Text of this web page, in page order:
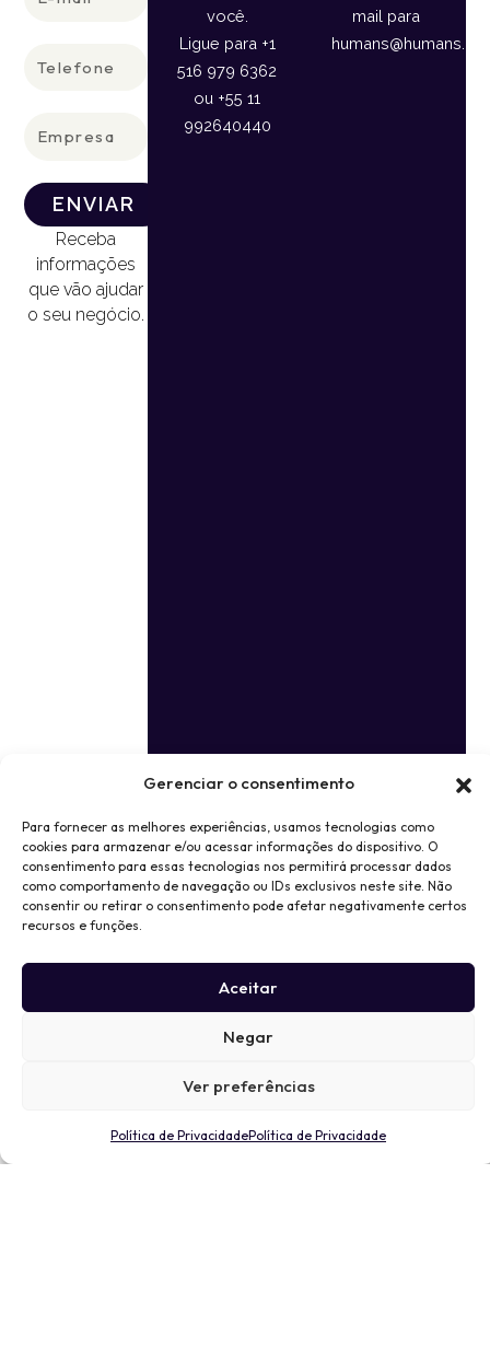
Gerenciar o consentimento
Para fornecer as melhores experiências, usamos tecnologias como
cookies para armazenar e/ou acessar informações do dispositivo. O
consentimento para essas tecnologias nos permitirá processar dados
como comportamento de navegação ou IDs exclusivos neste site. Não
consentir ou retirar o consentimento pode afetar negativamente certos
recursos e funções.
Aceitar
Negar
Ver preferências
Política de PrivacidadePolítica de Privacidade
ENVIAR
Receba
informações
que vão ajudar
o seu negócio.
você.
Ligue para +1
516 979 6362
ou +55 11
992640440
mail para